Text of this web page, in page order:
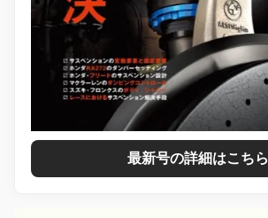
最新号の詳細はこちら